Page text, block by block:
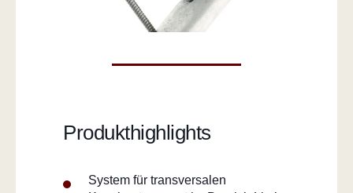
Produkthighlights
System für transversalen